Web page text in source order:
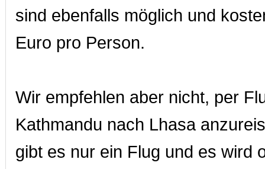
sind ebenfalls möglich und
Euro pro Person.
Wir empfehlen aber nicht, per
Kathmandu nach Lhasa
gibt es nur ein Flug und es wird